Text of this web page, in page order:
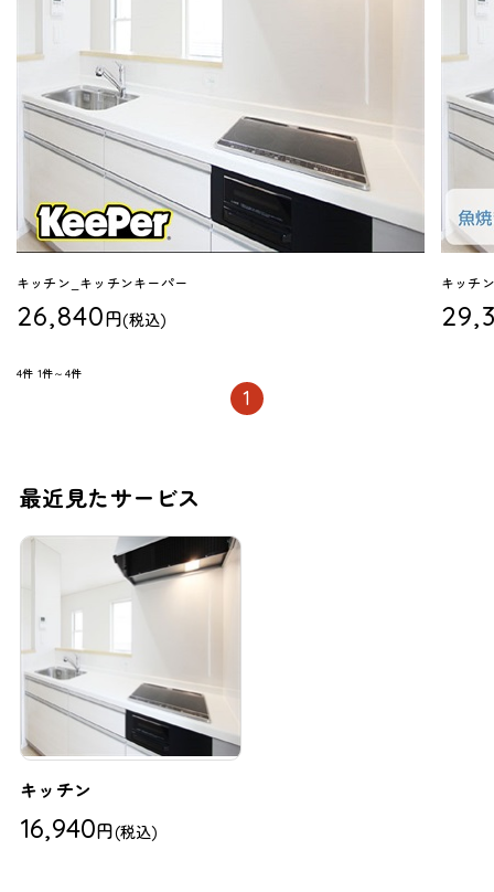
キッチン_キッチンキーパー
26,840円(税込)
キッチ
4件 1件～4件
1
最近見たサービス
キッチン
16,940円(税込)